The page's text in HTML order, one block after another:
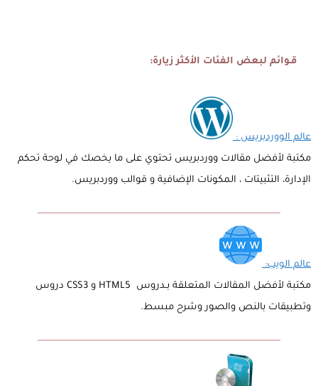
قـوائم لبعض الفئات الأكثر زيارة:
عالم الووردبريس :
مكتبة لأفضل مقالات ووردبريس تحتوي على ما يخصك في لوحة تحكم
الإدارة، التثبيتات ، المكونات الإضافية و قوالب ووردبريس.
عالم الويب:
مكتبة لأفضل المقالات المتعلقة بـدروس HTML5 و CSS3 دروس
وتطبيقات بالنص والصور وشرح مبسط.